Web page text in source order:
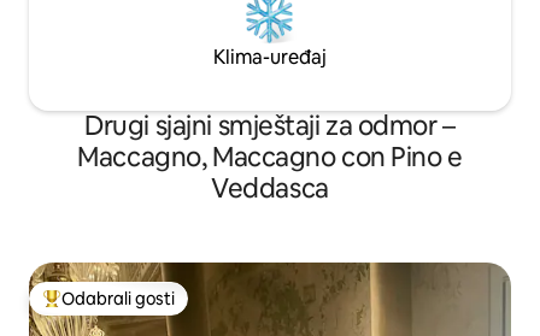
Klima-uređaj
Drugi sjajni smještaji za odmor –
Maccagno, Maccagno con Pino e
Veddasca
Među najviše rangiranima s oznakom „Odabrali gosti”
Odabrali gosti